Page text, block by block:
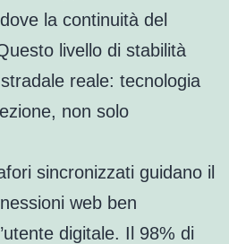
la continuità del
livello di stabilità
reale: tecnologia
non solo
sincronizzati guidano il
web ben
digitale. Il 98% di